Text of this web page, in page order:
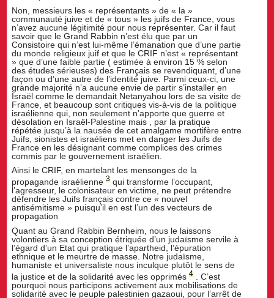
Non, messieurs les « représentants » de « la »
communauté juive et de « tous » les juifs de France, vous
n’avez aucune légitimité pour nous représenter. Car il faut
savoir que le Grand Rabbin n’est élu que par un
Consistoire qui n’est lui-même l’émanation que d’une partie
du monde religieux juif et que le CRIF n’est « représentant
» que d’une faible partie ( estimée à environ 15 % selon
des études sérieuses) des Français se revendiquant, d’une
façon ou d’une autre de l’identité juive. Parmi ceux-ci, une
grande majorité n’a aucune envie de partir s’installer en
Israël comme le demandait Netanyahou lors de sa visite de
France, et beaucoup sont critiques vis-à-vis de la politique
israélienne qui, non seulement n’apporte que guerre et
désolation en Israël-Palestine mais , par la pratique
répétée jusqu’à la nausée de cet amalgame mortifère entre
Juifs, sionistes et israéliens met en danger les Juifs de
France en les désignant comme complices des crimes
commis par le gouvernement israélien.
Ainsi le CRIF, en martelant les mensonges de la
propagande israélienne3 qui transforme l’occupant,
l’agresseur, le colonisateur en victime, ne peut prétendre
défendre les Juifs français contre ce « nouvel
antisémitisme » puisqu’il en est l’un des vecteurs de
propagation
Quant au Grand Rabbin Bernheim, nous le laissons
volontiers à sa conception étriquée d’un judaïsme servile à
l’égard d’un Etat qui pratique l’apartheid, l’épuration
ethnique et le meurtre de masse. Notre judaïsme,
humaniste et universaliste nous inculque plutôt le sens de
la justice et de la solidarité avec les opprimés4
. C’est
pourquoi nous participons activement aux mobilisations de
solidarité avec le peuple palestinien gazaoui, pour l’arrêt de